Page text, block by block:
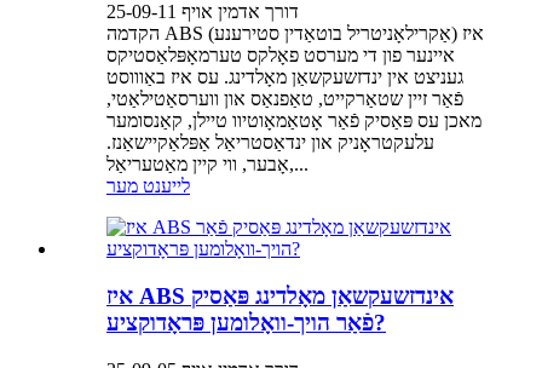
דורך אדמין אויף 25-09-11
הקדמה ABS (אַקרילאָניטריל בוטאַדין סטירענע) איז
איינער פון די מערסט פאָלקס טערמאָפּלאַסטיקס
געניצט אין ינדזשעקשאַן מאָלדינג. עס איז באַוווסט
פֿאַר זיין שטאַרקייט, טאַפנאַס און ווערסאַטילאַטי,
מאכן עס פּאַסיק פֿאַר אָטאַמאָוטיוו טיילן, קאַנסומער
עלעקטראָניק און ינדאַסטריאַל אַפּלאַקיישאַנז.
אָבער, ווי קיין מאַטעריאַל,...
לייענט מער
איז ABS אינדזשעקשאַן מאָלדינג פּאַסיק
פֿאַר הויך-וואָלומען פּראָדוקציע?